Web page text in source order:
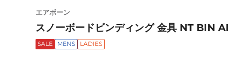
エアボーン
スノーボードビンディング 金具 NT BIN
SALE MENS LADIES